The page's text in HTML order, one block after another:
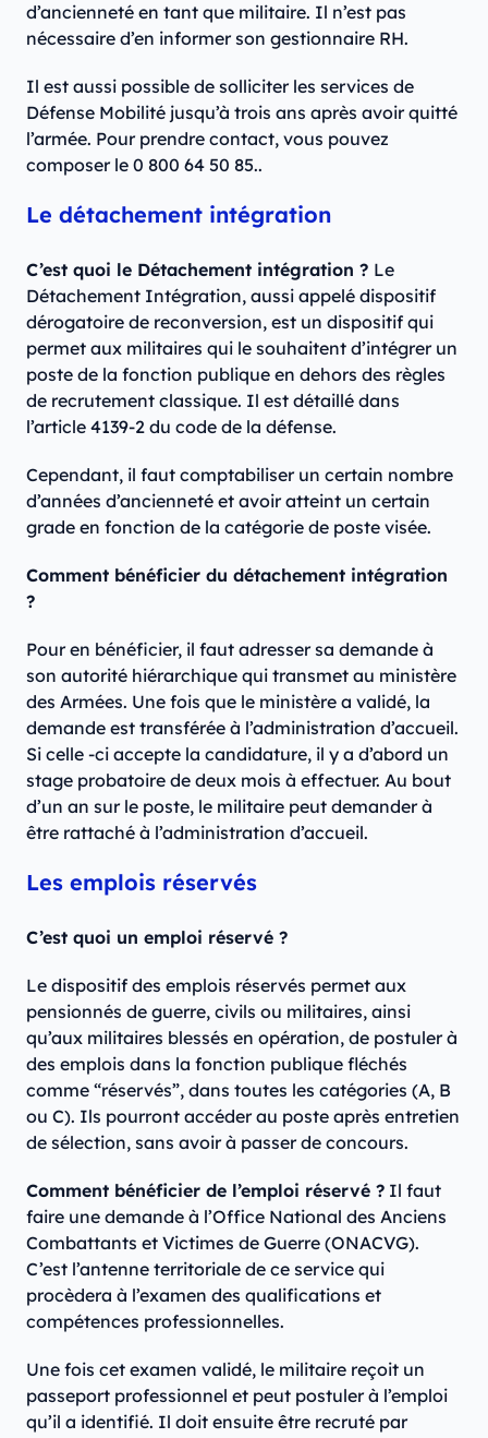
d’ancienneté en tant que militaire. Il n’est pas
nécessaire d’en informer son gestionnaire RH.
Il est aussi possible de solliciter les services de
Défense Mobilité jusqu’à trois ans après avoir quitté
l’armée. Pour prendre contact, vous pouvez
composer le 0 800 64 50 85..
Le détachement intégration
C’est quoi le Détachement intégration ? Le
Détachement Intégration, aussi appelé dispositif
dérogatoire de reconversion, est un dispositif qui
permet aux militaires qui le souhaitent d’intégrer un
poste de la fonction publique en dehors des règles
de recrutement classique. Il est détaillé dans
l’article 4139-2 du code de la défense.
Cependant, il faut comptabiliser un certain nombre
d’années d’ancienneté et avoir atteint un certain
grade en fonction de la catégorie de poste visée.
Comment bénéficier du détachement intégration
?
Pour en bénéficier, il faut adresser sa demande à
son autorité hiérarchique qui transmet au ministère
des Armées. Une fois que le ministère a validé, la
demande est transférée à l’administration d’accueil.
Si celle -ci accepte la candidature, il y a d’abord un
stage probatoire de deux mois à effectuer. Au bout
d’un an sur le poste, le militaire peut demander à
être rattaché à l’administration d’accueil.
Les emplois réservés
C’est quoi un emploi réservé ?
Le dispositif des emplois réservés permet aux
pensionnés de guerre, civils ou militaires, ainsi
qu’aux militaires blessés en opération, de postuler à
des emplois dans la fonction publique fléchés
comme “réservés”, dans toutes les catégories (A, B
ou C). Ils pourront accéder au poste après entretien
de sélection, sans avoir à passer de concours.
Comment bénéficier de l’emploi réservé ? Il faut
faire une demande à l’Office National des Anciens
Combattants et Victimes de Guerre (ONACVG).
C’est l’antenne territoriale de ce service qui
procèdera à l’examen des qualifications et
compétences professionnelles.
Une fois cet examen validé, le militaire reçoit un
passeport professionnel et peut postuler à l’emploi
qu’il a identifié. Il doit ensuite être recruté par